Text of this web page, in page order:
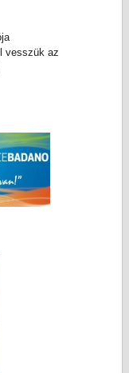
vesszük az